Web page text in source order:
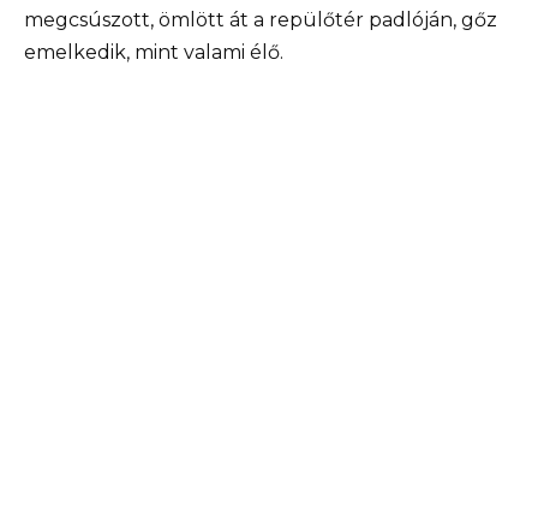
megcsúszott, ömlött át a repülőtér padlóján, gőz
emelkedik, mint valami élő.